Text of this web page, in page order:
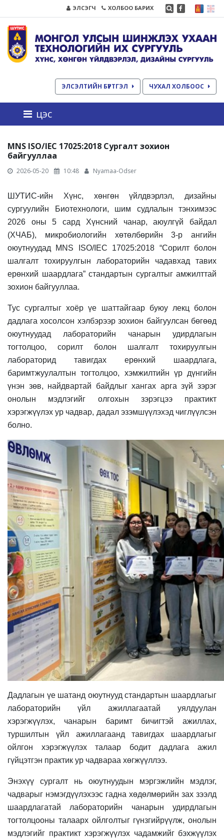
ЭЛСЭГЧ ХОЛБОО БАРИХ
ЭЛСЭЛТИЙН БҮРТГЭЛ ЧУХАЛ ХОЛБООС
цэс
MNS ISO/IEC 17025:2018 Сургалт зохион
байгууллаа
2026-05-20 10:48 Nyamaa-Odser
ШУТИС-ийн Хүнс, хөнгөн үйлдвэрлэл, дизайны
сургуулийн Биотехнологи, шим судлалын тэнхимээс
2026 оны 5 сард Хүнсний чанар, аюулгүй байдал
(ХЧАБ), микробиологийн хөтөлбөрийн 3-р ангийн
оюутнуудад MNS ISO/IEC 17025:2018 “Сорилт болон
шалгалт тохируулгын лабораторийн чадавхад тавих
ерөнхий шаардлага” стандартын сургалтыг амжилттай
зохион байгууллаа.
Тус сургалтыг хоёр үе шаттайгаар буюу лекц болон
дадлага хосолсон хэлбэрээр зохион байгуулсан бөгөөд
оюутнуудад лабораторийн чанарын удирдлагын
тогтолцоо, сорилт болон шалгалт тохируулгын
лабораторид тавигдах ерөнхий шаардлага,
баримтжуулалтын тогтолцоо, хэмжилтийн үр дүнгийн
үнэн зөв, найдвартай байдлыг хангах арга зүй зэрэг
онолын мэдлэгийг олгохын зэрэгцээ практикт
хэрэгжүүлэх ур чадвар, дадал эзэмшүүлэхэд чиглүүлсэн
болно.
Дадлагын үе шатанд оюутнууд стандартын шаардлагыг
лабораторийн үйл ажиллагаатай уялдуулан
хэрэгжүүлэх, чанарын баримт бичигтэй ажиллах,
туршилтын үйл ажиллагаанд тавигдах шаардлагыг
ойлгон хэрэгжүүлэх талаар бодит дадлага ажил
гүйцэтгэн практик ур чадвараа хөгжүүллээ.
Энэхүү сургалт нь оюутнуудын мэргэжлийн мэдлэг,
чадварыг нэмэгдүүлэхээс гадна хөдөлмөрийн зах зээлд
шаардлагатай лабораторийн чанарын удирдлагын
тогтолцооны талаарх ойлголтыг гүнзгийрүүлж, онолын
мэдлэгийг практикт хэрэгжүүлэх чадамжийг бэхжүүлэх